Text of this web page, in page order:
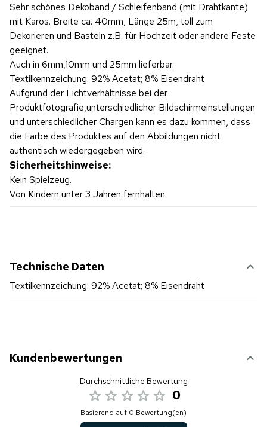
Sehr schönes Dekoband / Schleifenband (mit Drahtkante)
mit Karos. Breite ca. 40mm, Länge 25m, toll zum
Dekorieren und Basteln z.B. für Hochzeit oder andere Feste
geeignet.
Auch in 6mm,10mm und 25mm lieferbar.
Textilkennzeichung: 92% Acetat; 8% Eisendraht
Aufgrund der Lichtverhältnisse bei der
Produktfotografie,unterschiedlicher Bildschirmeinstellungen
und unterschiedlicher Chargen kann es dazu kommen, dass
die Farbe des Produktes auf den Abbildungen nicht
authentisch wiedergegeben wird.
Sicherheitshinweise:
Kein Spielzeug.
Von Kindern unter 3 Jahren fernhalten.
Technische Daten
Textilkennzeichung: 92% Acetat; 8% Eisendraht
Kundenbewertungen
Durchschnittliche Bewertung
0
Basierend auf 0 Bewertung(en)